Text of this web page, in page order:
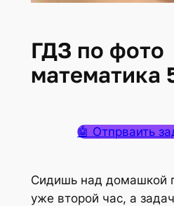
ГДЗ по фото
математика
🤖 Отпрваить
Сидишь над домашкой
уже второй час, а